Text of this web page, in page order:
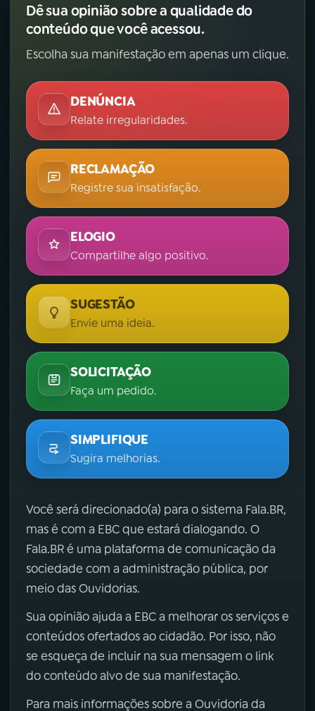
Dê sua opinião sobre a qualidade do
conteúdo que você acessou.
Escolha sua manifestação em apenas um clique.
DENÚNCIA
Relate irregularidades.
RECLAMAÇÃO
Registre sua insatisfação.
ELOGIO
Compartilhe algo positivo.
SUGESTÃO
Envie uma ideia.
SOLICITAÇÃO
Faça um pedido.
SIMPLIFIQUE
Sugira melhorias.
Você será direcionado(a) para o sistema Fala.BR,
mas é com a EBC que estará dialogando. O
Fala.BR é uma plataforma de comunicação da
sociedade com a administração pública, por
meio das Ouvidorias.
Sua opinião ajuda a EBC a melhorar os serviços e
conteúdos ofertados ao cidadão. Por isso, não
se esqueça de incluir na sua mensagem o link
do conteúdo alvo de sua manifestação.
Para mais informações sobre a Ouvidoria da